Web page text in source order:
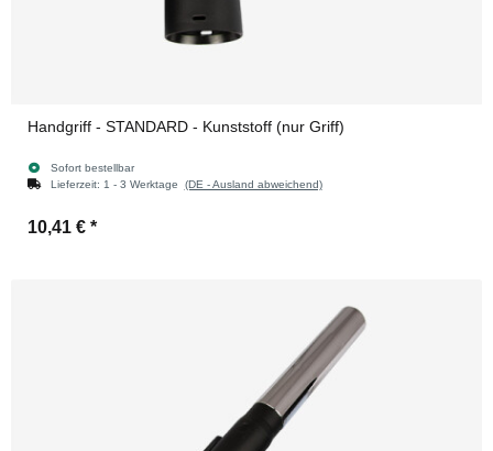
Handgriff - STANDARD - Kunststoff (nur Griff)
Sofort bestellbar
Lieferzeit: 1 - 3 Werktage (DE - Ausland abweichend)
10,41 € *